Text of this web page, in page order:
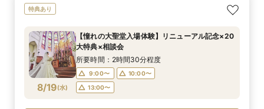
特典あり
8/19(水)
【憧れの大聖堂入場体験】リニューアル記念×20
大特典×相談会
所要時間：2時間30分程度
9:00〜
10:00〜
13:00〜